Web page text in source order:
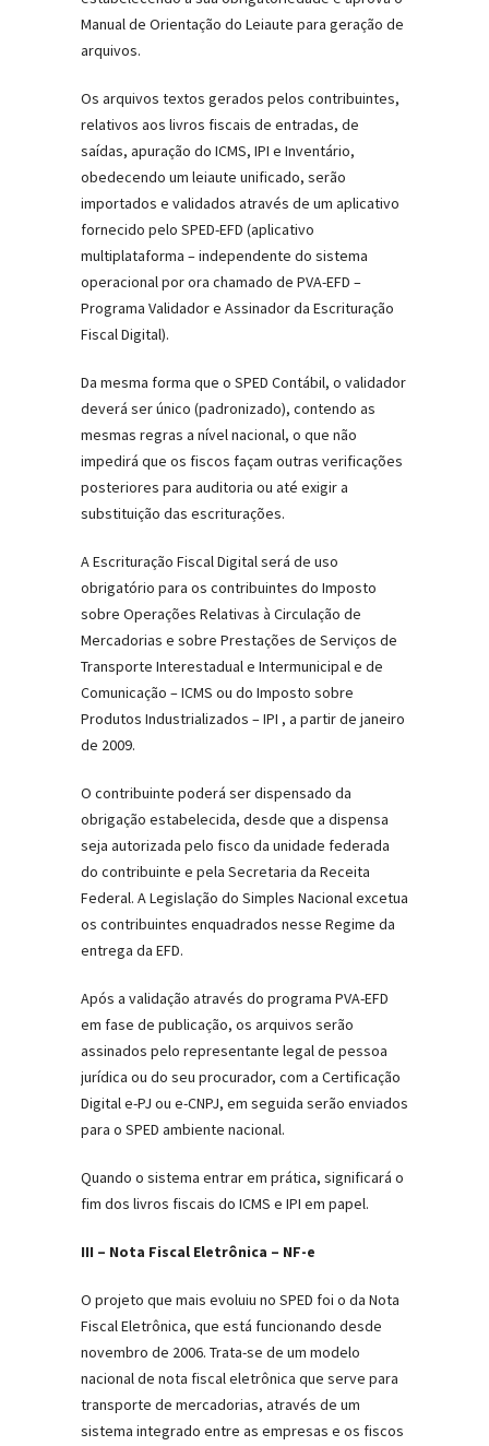
Manual de Orientação do Leiaute para geração de
arquivos.
Os arquivos textos gerados pelos contribuintes,
relativos aos livros fiscais de entradas, de
saídas, apuração do ICMS, IPI e Inventário,
obedecendo um leiaute unificado, serão
importados e validados através de um aplicativo
fornecido pelo SPED-EFD (aplicativo
multiplataforma – independente do sistema
operacional por ora chamado de PVA-EFD –
Programa Validador e Assinador da Escrituração
Fiscal Digital).
Da mesma forma que o SPED Contábil, o validador
deverá ser único (padronizado), contendo as
mesmas regras a nível nacional, o que não
impedirá que os fiscos façam outras verificações
posteriores para auditoria ou até exigir a
substituição das escriturações.
A Escrituração Fiscal Digital será de uso
obrigatório para os contribuintes do Imposto
sobre Operações Relativas à Circulação de
Mercadorias e sobre Prestações de Serviços de
Transporte Interestadual e Intermunicipal e de
Comunicação – ICMS ou do Imposto sobre
Produtos Industrializados – IPI , a partir de janeiro
de 2009.
O contribuinte poderá ser dispensado da
obrigação estabelecida, desde que a dispensa
seja autorizada pelo fisco da unidade federada
do contribuinte e pela Secretaria da Receita
Federal. A Legislação do Simples Nacional excetua
os contribuintes enquadrados nesse Regime da
entrega da EFD.
Após a validação através do programa PVA-EFD
em fase de publicação, os arquivos serão
assinados pelo representante legal de pessoa
jurídica ou do seu procurador, com a Certificação
Digital e-PJ ou e-CNPJ, em seguida serão enviados
para o SPED ambiente nacional.
Quando o sistema entrar em prática, significará o
fim dos livros fiscais do ICMS e IPI em papel.
III – Nota Fiscal Eletrônica – NF-e
O projeto que mais evoluiu no SPED foi o da Nota
Fiscal Eletrônica, que está funcionando desde
novembro de 2006. Trata-se de um modelo
nacional de nota fiscal eletrônica que serve para
transporte de mercadorias, através de um
sistema integrado entre as empresas e os fiscos